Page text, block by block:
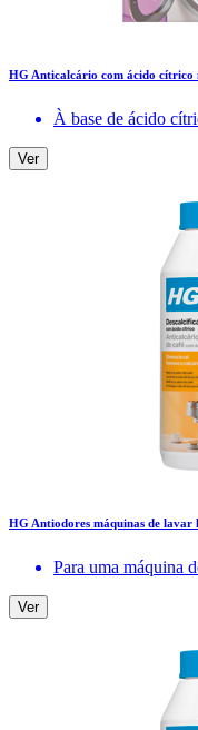
HG Anticalcário com ácido cítrico
À base de ácido
Ver
HG Antiodores máquinas de lavar
Para uma máquina
Ver